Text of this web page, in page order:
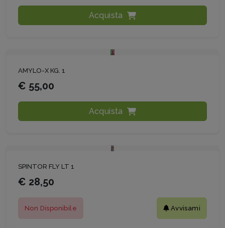
Acquista
AMYLO-X KG. 1
€ 55,00
Acquista
SPINTOR FLY LT 1
€ 28,50
Non Disponibile Avvisami